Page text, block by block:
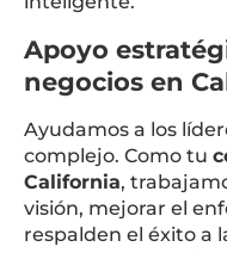
Apoyo
negocios en
Ayudamos a los
complejo. Como tu
California,
visión, mejorar el
respalden el éxito a